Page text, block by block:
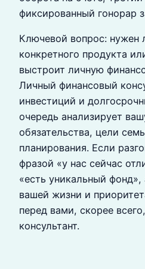
фиксированный гонорар
Ключевой вопрос: нужен
конкретного продукта
выстроит личную
Личный финансовый
инвестиций и
очередь анализирует
обязательства, цели
планирования. Если
фразой «у нас сейчас
«есть уникальный
вашей жизни и
перед вами, скорее
консультант.